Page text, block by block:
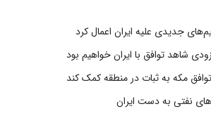
جدیدی علیه ایران اعمال کرد
شاهد توافق با ایران خواهیم بود
مکه به ثبات در منطقه کمک کند